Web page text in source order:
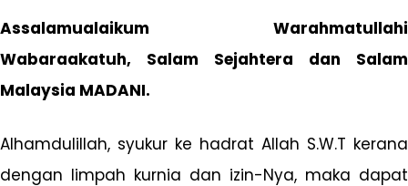
Assalamualaikum Warahmatullahi
Wabaraakatuh, Salam Sejahtera dan Salam
Malaysia MADANI.
Alhamdulillah, syukur ke hadrat Allah S.W.T kerana
dengan limpah kurnia dan izin-Nya, maka dapat